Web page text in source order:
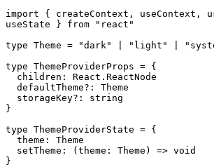
import { createContext , useContext ,
useState
} from
"react"
type Theme = "dark" "light"
type ThemeProviderProps = {
  children
: React . ReactNode
  defaultTheme
? :
Theme
  storageKey
? :
string
}
type ThemeProviderState = {
  theme
:
Theme
setTheme : ( theme : Theme ) => void
}